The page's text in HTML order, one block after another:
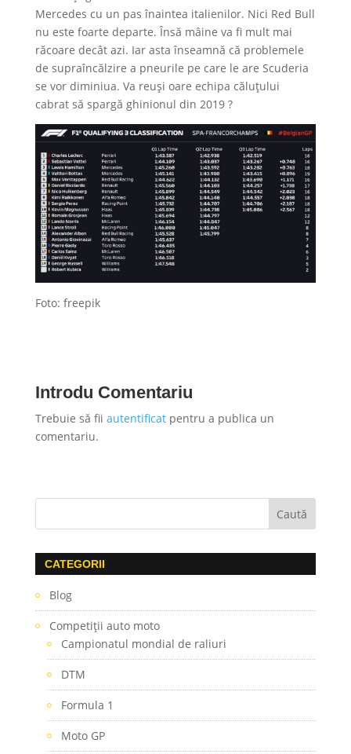
Mercedes cu un pas înaintea italienilor. Nici Red Bull
nu este foarte departe. Însă mâine va fi mult mai
răcoare decât azi. Iar asta înseamnă că problemele
de supraîncălzire a pneurile pe care le are Scuderia
se vor diminiua. Va reuși oare echipa căluțului
cabrat să spargă ghinionul din 2019 ?
Foto: freepik
Introdu Comentariu
Trebuie să fii autentificatpentru a publica un
comentariu.
CATEGORII
Blog
Competiţii auto moto
Campionatul mondial de raliuri
DTM
Formula 1
Moto GP